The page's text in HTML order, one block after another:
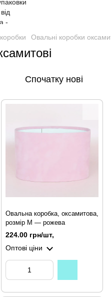
Овальні коробки
Спочатку нові
Овальна коробка, оксамитова,
розмір M — рожева
224.00 грн/шт,
Оптові ціни